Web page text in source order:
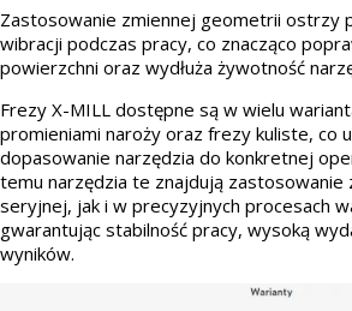
Zastosowanie zmiennej geometrii ostrzy
wibracji podczas pracy, co znacząco
powierzchni oraz wydłuża żywotność
Frezy X-MILL dostępne są w wielu
promieniami naroży oraz frezy kuliste, co
dopasowanie narzędzia do konkretnej
temu narzędzia te znajdują zastosowanie
seryjnej, jak i w precyzyjnych procesach
gwarantując stabilność pracy, wysoką
wyników.